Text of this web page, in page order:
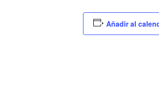
Añadir al